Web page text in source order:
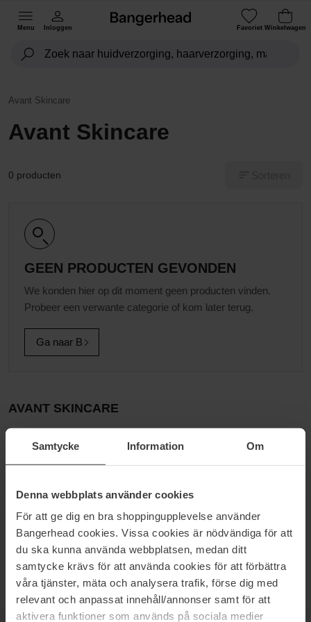
Samtycke Information Om
Denna webbplats använder cookies
För att ge dig en bra shoppingupplevelse använder
Bangerhead cookies. Vissa cookies är nödvändiga för att
du ska kunna använda webbplatsen, medan ditt
samtycke krävs för att använda cookies för att förbättra
våra tjänster, mäta och analysera trafik, förse dig med
relevant och anpassat innehåll/annonser samt för att
aktivera funktioner som används på sociala medier
Menu Inloggen Favoriet Winkelwagen
Avant Skincare
Avant Skincare
0 producten
GEEN PRODUCTEN GEVONDEN
We konden hier op dit moment geen producten vinden.
Probeer een verwante categorie of kom later terug.
Ga naar B
AVANT SKINCARE
Avant Avant is toegewijd aan het verkennen van de geschenken
van de natuur en het gebruik van geavanceerde
maken van producten zich die de huid niet alleen hydrateren, maar
brengen. Elk ingrediënt is gekozen vanwege zijn gezondheids en
schoonheidsvoordelen.
De ervaring is uitzonderlijk, de resultaten zijn echt.